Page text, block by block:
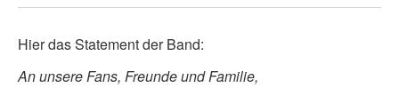
Hier das Statement der Band:
An unsere Fans, Freunde und Familie,